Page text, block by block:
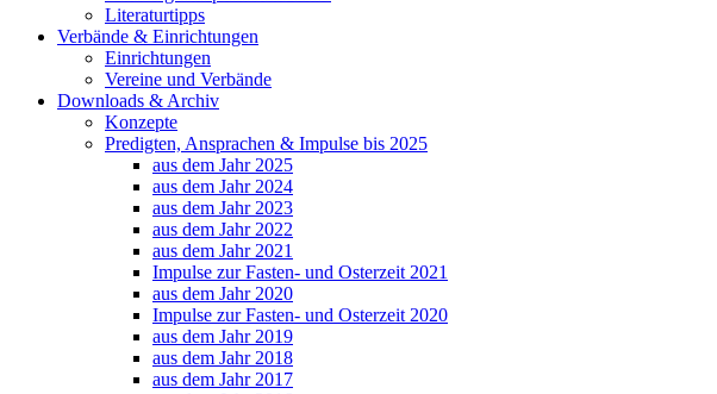
Literaturtipps
Verbände & Einrichtungen
Einrichtungen
Vereine und Verbände
Downloads & Archiv
Konzepte
Predigten, Ansprachen & Impulse bis 2025
aus dem Jahr 2025
aus dem Jahr 2024
aus dem Jahr 2023
aus dem Jahr 2022
aus dem Jahr 2021
Impulse zur Fasten- und Osterzeit 2021
aus dem Jahr 2020
Impulse zur Fasten- und Osterzeit 2020
aus dem Jahr 2019
aus dem Jahr 2018
aus dem Jahr 2017